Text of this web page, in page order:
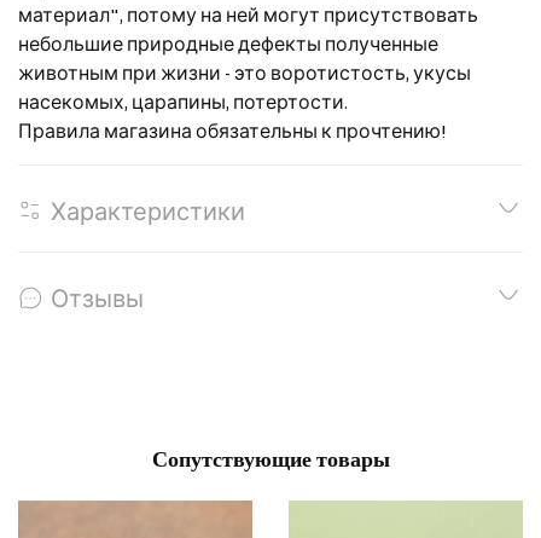
материал", потому на ней могут присутствовать
небольшие природные дефекты полученные
животным при жизни - это воротистость, укусы
насекомых, царапины, потертости.
Правила магазина обязательны к прочтению!
Характеристики
Отзывы
Сопутствующие товары